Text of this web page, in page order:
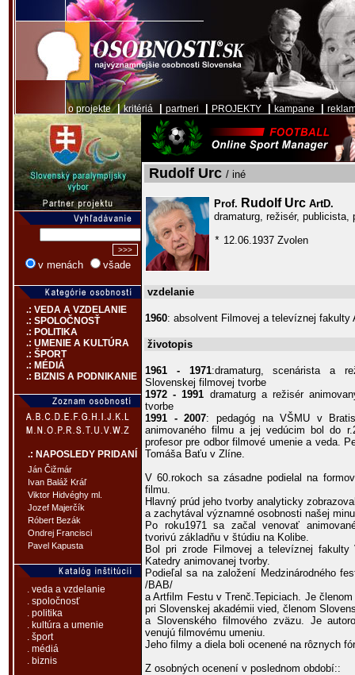
o projekte|kritériá partneri PROJEKTY kampane
v menách všade
.: VEDA A VZDELANIE
.: SPOLOČNOSŤ
.: POLITIKA
.: UMENIE A KULTÚRA
.: ŠPORT
.: MÉDIÁ
.: BIZNIS A PODNIKANIE
.: NAPOSLEDY PRIDANÍ
Ján Čižmár
Ivan Baláž Kráľ
Viktor Hidvéghy ml.
Jozef Majerčík
Róbert Bezák
Ondrej Francisci
Pavel Kapusta
. veda a vzdelanie
. spoločnosť
. politika
. kultúra a umenie
. šport
. médiá
. biznis
Rudolf Urc / iné
Prof. Rudolf Urc ArtD.
dramaturg, režisér, publicista,
* 12.06.1937 Zvolen
vzdelanie
1960: absolvent Filmovej a televíznej fakulty
životopis
1961 - 1971:dramaturg, scenárista a
Slovenskej filmovej tvorbe
1972 - 1991 dramaturg a režisér
tvorbe
1991 - 2007: pedagóg na VŠMU v
animovaného filmu a jej vedúcim bol do
profesor pre odbor filmové umenie a veda.
Tomáša Baťu v Zlíne.
V 60.rokoch sa zásadne podielal na
filmu.
Hlavný prúd jeho tvorby analyticky
a zachytával významné osobnosti našej
Po roku1971 sa začal venovať
tvorivú základňu v štúdiu na Kolibe.
Bol pri zrode Filmovej a televíznej
Katedry animovanej tvorby.
Podieľal sa na založení Medzinárodného
/BAB/
a Artfilm Festu v Trenč.Tepiciach. Je
pri Slovenskej akadémii vied, členom
a Slovenského filmového zväzu. Je
venujú filmovému umeniu.
Jeho filmy a diela boli ocenené na rôznych
Z osobných ocenení v poslednom období::